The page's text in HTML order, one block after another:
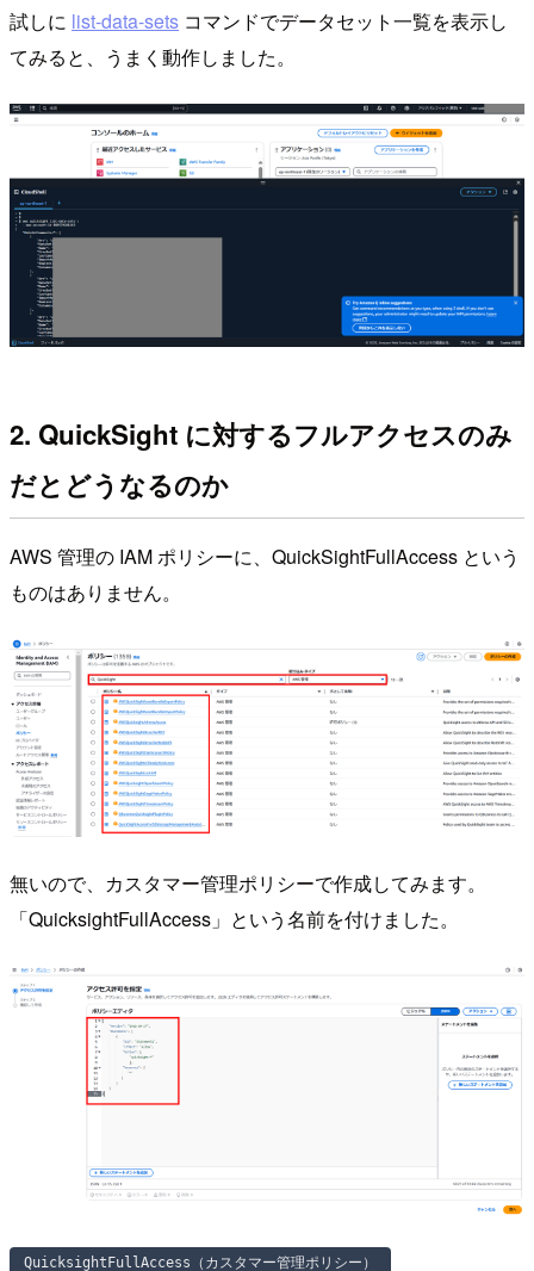
試しに list-data-sets コマンドでデータセット一覧を表示し
てみると、うまく動作しました。
2. QuickSight に対するフルアクセスのみ
だとどうなるのか
AWS 管理の IAM ポリシーに、QuickSightFullAccess という
ものはありません。
無いので、カスタマー管理ポリシーで作成してみます。
「QuicksightFullAccess」という名前を付けました。
QuicksightFullAccess（カスタマー管理ポリシー）